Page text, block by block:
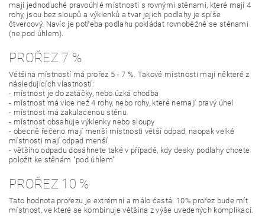
mají jednoduché pravoúhlé místnosti s rovnými stěnami, které mají 4
rohy, jsou bez sloupů a výklenků a tvar jejich podlahy je spíše
čtvercový. Navíc je potřeba podlahu pokládat rovnoběžně se stěnami
(ne pod úhlem).
PROŘEZ 7 %
Většina místností má prořez 5 - 7 %. Takové místnosti mají některé z
následujících vlastností:
- místnost je do zatáčky, nebo úzká chodba
- místnost má více než 4 rohy, nebo rohy, které nemají pravý úhel
- místnost má zakulacenou stěnu
- místnost obsahuje výklenky nebo sloupy
- obecně řečeno mají menší místnosti větší odpad, naopak velké
místnosti mají odpad menší
- většího odpadu dosáhnete také v případě, kdy desky podlahy chcete
položit ke stěnám "pod úhlem"
PROŘEZ 10 %
Tato hodnota prořezu je extrémní a málo častá. 10% prořez bude mít
místnost, ve které se kombinuje většina z výše uvedených komplikací.